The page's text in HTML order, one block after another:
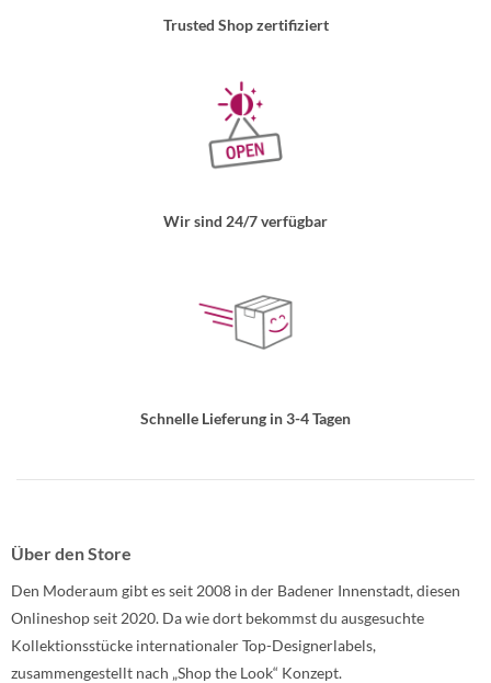
Trusted Shop zertifiziert
Wir sind 24/7 verfügbar
Schnelle Lieferung in 3-4 Tagen
Über den Store
Den Moderaum gibt es seit 2008 in der Badener Innenstadt, diesen
Onlineshop seit 2020. Da wie dort bekommst du ausgesuchte
Kollektionsstücke internationaler Top-Designerlabels,
zusammengestellt nach „Shop the Look“ Konzept.